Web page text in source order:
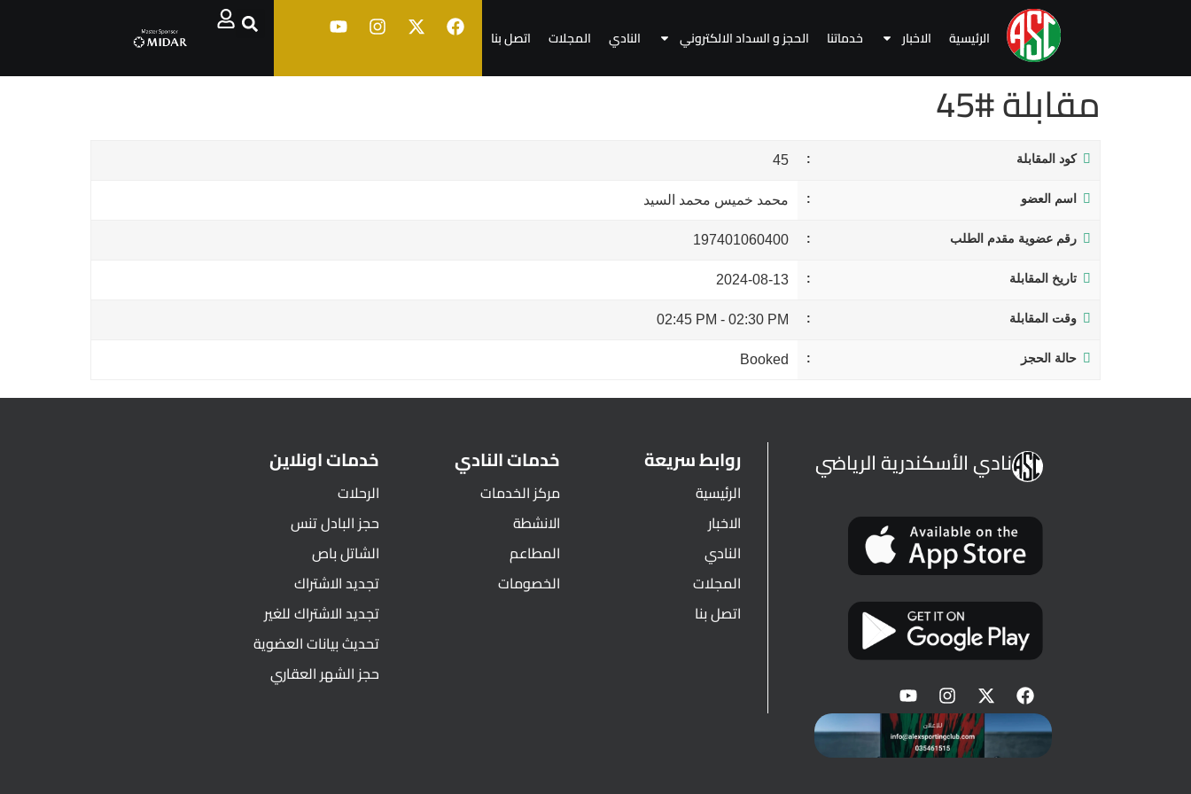
الرئيسية الاخبار خدماتنا الحجز و السداد الالكتروني النادي المجلات اتصل بنا
مقابلة #45
كود المقابلة 45
اسم العضو محمد خميس محمد السيد
رقم عضوية مقدم الطلب 197401060400
تاريخ المقابلة 2024-08-13
وقت المقابلة 02:30 PM
-
02:45 PM
حالة الحجز Booked
نادي الأسكندرية الرياضي روابط سريعة
الرئيسية
الاخبار
النادي
المجلات
اتصل بنا
خدمات النادي
مركز الخدمات
الانشطة
المطاعم
الخصومات
خدمات اونلاين
الرحلات
حجز البادل تنس
الشاتل باص
تجديد الاشتراك
تجديد الاشتراك للغير
تحديث بيانات العضوية
حجز الشهر العقاري